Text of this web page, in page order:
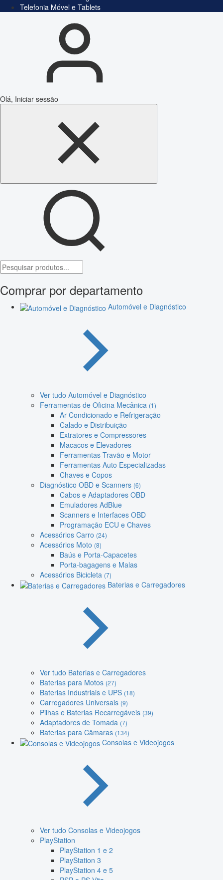
Telefonia Móvel e Tablets
Olá, Iniciar sessão
Comprar por departamento
Automóvel e Diagnóstico
Ver tudo Automóvel e Diagnóstico
Ferramentas de Oficina Mecânica (1)
Ar Condicionado e Refrigeração
Calado e Distribuição
Extratores e Compressores
Macacos e Elevadores
Ferramentas Travão e Motor
Ferramentas Auto Especializadas
Chaves e Copos
Diagnóstico OBD e Scanners (6)
Cabos e Adaptadores OBD
Emuladores AdBlue
Scanners e Interfaces OBD
Programação ECU e Chaves
Acessórios Carro (24)
Acessórios Moto (8)
Baús e Porta-Capacetes
Porta-bagagens e Malas
Acessórios Bicicleta (7)
Baterias e Carregadores
Ver tudo Baterias e Carregadores
Baterias para Motos (27)
Baterias Industriais e UPS (18)
Carregadores Universais (9)
Pilhas e Baterias Recarregáveis (39)
Adaptadores de Tomada (7)
Baterias para Câmaras (134)
Consolas e Videojogos
Ver tudo Consolas e Videojogos
PlayStation
PlayStation 1 e 2
PlayStation 3
PlayStation 4 e 5